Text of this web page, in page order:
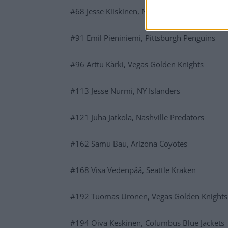
#68 Jesse Kiiskinen, Nashville Predators
#91 Emil Pieniniemi, Pittsburgh Penguins
#96 Arttu Kärki, Vegas Golden Knights
#113 Jesse Nurmi, NY Islanders
#121 Juha Jatkola, Nashville Predators
#162 Samu Bau, Arizona Coyotes
#168 Visa Vedenpää, Seattle Kraken
#192 Tuomas Uronen, Vegas Golden Knights
#194 Oiva Keskinen, Columbus Blue Jackets